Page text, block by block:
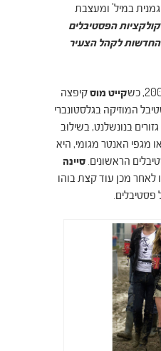
במיל' ומעצבת
קולקציות הפסטיבלים
החדשות לקהל הצעיר
קייט מוסקיפצה
המוזיקה בגלסטונברי
בנונשלנט, בשילוב
מגפי האנטר מגומי, היא
הראשונים. סיינה
לאחר מכן עוד קצת בוהו
פסטיבלים.